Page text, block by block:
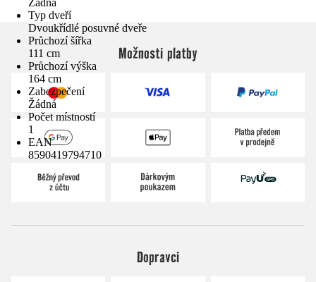
Žádná
Typ dveří
Dvoukřídlé posuvné dveře
Průchozí šířka
111 cm
Průchozí výška
164 cm
Zabezpečení
Žádná
Počet místností
1
EAN
8590419794710
Možnosti platby
Dopravci